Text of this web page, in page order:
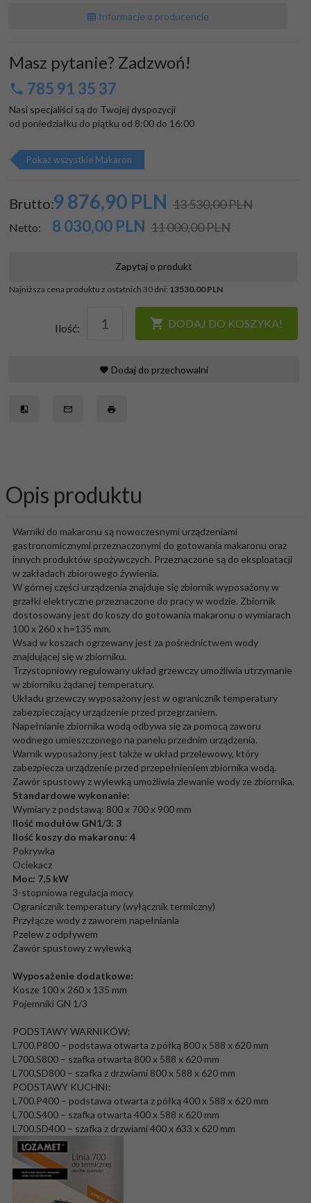
Informacje o producencie
Masz pytanie? Zadzwoń!
785 91 35 37
Nasi specjaliści są do Twojej dyspozycji
od poniedziałku do piątku od 8:00 do 16:00
Pokaż wszystkie Makaron
Brutto:9 876,90 PLN 13 530,00 PLN
Netto: 8 030,00 PLN 11 000,00 PLN
Zapytaj o produkt
Najniższa cena produktu z ostatnich 30 dni: 13530.00 PLN
Ilość: DODAJ DO KOSZYKA!
Dodaj do przechowalni
Opis produktu
Warniki do makaronu są nowoczesnymi urządzeniami
gastronomicznymi przeznaczonymi do gotowania makaronu oraz
innych produktów spożywczych. Przeznaczone są do eksploatacji
w zakładach zbiorowego żywienia.
W górnej części urządzenia znajduje się zbiornik wyposażony w
grzałki elektryczne przeznaczone do pracy w wodzie. Zbiornik
dostosowany jest do koszy do gotowania makaronu o wymiarach
100 x 260 x h=135 mm.
Wsad w koszach ogrzewany jest za pośrednictwem wody
znajdującej się w zbiorniku.
Trzystopniowy regulowany układ grzewczy umożliwia utrzymanie
w zbiorniku żądanej temperatury.
Układu grzewczy wyposażony jest w ogranicznik temperatury
zabezpieczający urządzenie przed przegrzaniem.
Napełnianie zbiornika wodą odbywa się za pomocą zaworu
wodnego umieszczonego na panelu przednim urządzenia.
Warnik wyposażony jest także w układ przelewowy, który
zabezpiecza urządzenie przed przepełnieniem zbiornika wodą.
Zawór spustowy z wylewką umożliwia zlewanie wody ze zbiornika.
Standardowe wykonanie:
Wymiary z podstawą: 800 x 700 x 900 mm
Ilość modułów GN1/3: 3
Ilość koszy do makaronu: 4
Pokrywka
Ociekacz
Moc: 7,5 kW
3-stopniowa regulacja mocy
Ogranicznik temperatury (wyłącznik termiczny)
Przyłącze wody z zaworem napełniania
Pzelew z odpływem
Zawór spustowy z wylewką
Wyposażenie dodatkowe:
Kosze 100 x 260 x 135 mm
Pojemniki GN 1/3
PODSTAWY WARNIKÓW:
L700.P800 – podstawa otwarta z półką 800 x 588 x 620 mm
L700.S800 – szafka otwarta 800 x 588 x 620 mm
L700.SD800 – szafka z drzwiami 800 x 588 x 620 mm
PODSTAWY KUCHNI:
L700.P400 – podstawa otwarta z półką 400 x 588 x 620 mm
L700.S400 – szafka otwarta 400 x 588 x 620 mm
L700.SD400 – szafka z drzwiami 400 x 633 x 620 mm